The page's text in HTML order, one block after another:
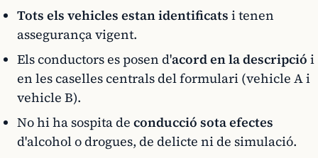
Tots els vehicles estan identificats i tenen
assegurança vigent.
Els conductors es posen d'acord en la descripció i
en les caselles centrals del formulari (vehicle A i
vehicle B).
No hi ha sospita de conducció sota efectes
d'alcohol o drogues, de delicte ni de simulació.